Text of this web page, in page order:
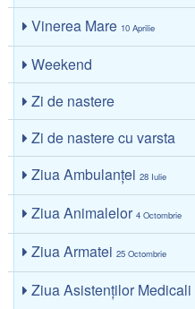
Vinerea Mare 10 Aprilie
Weekend
Zi de nastere
Zi de nastere cu varsta
Ziua Ambulanţei28 Iulie
Ziua Animalelor4 Octombrie
Ziua Armatei25 Octombrie
Ziua Asistenţilor Medicali